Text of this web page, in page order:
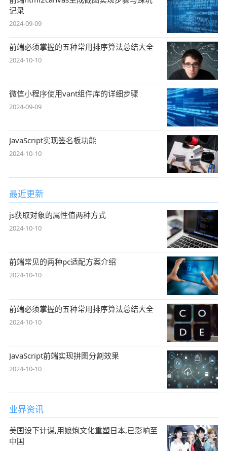
记录
2024-09-09
前端必须掌握的五种常用排序算法总结大全
2024-10-10
微信小程序使用vant组件库的详细步骤
2024-09-09
JavaScript实现签名板功能
2024-10-10
最近更新
js获取对象的属性值两种方式
2024-10-10
前端常见的两种pc适配方案介绍
2024-10-10
前端必须掌握的五种常用排序算法总结大全
2024-10-10
JavaScript前端实现拼图分割效果
2024-10-10
业界资讯
美国设下计谋,用娘炮文化重塑日本,已影响至
中国